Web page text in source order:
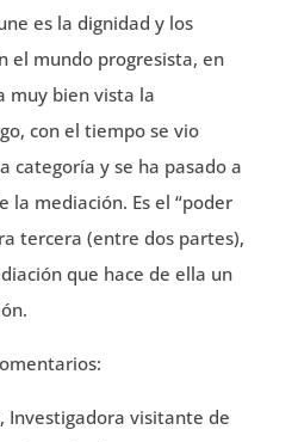
es la dignidad y los
el mundo progresista, en
muy bien vista la
con el tiempo se vio
categoría y se ha pasado a
la mediación. Es el “poder
tercera (entre dos partes),
que hace de ella un
Investigadora visitante de